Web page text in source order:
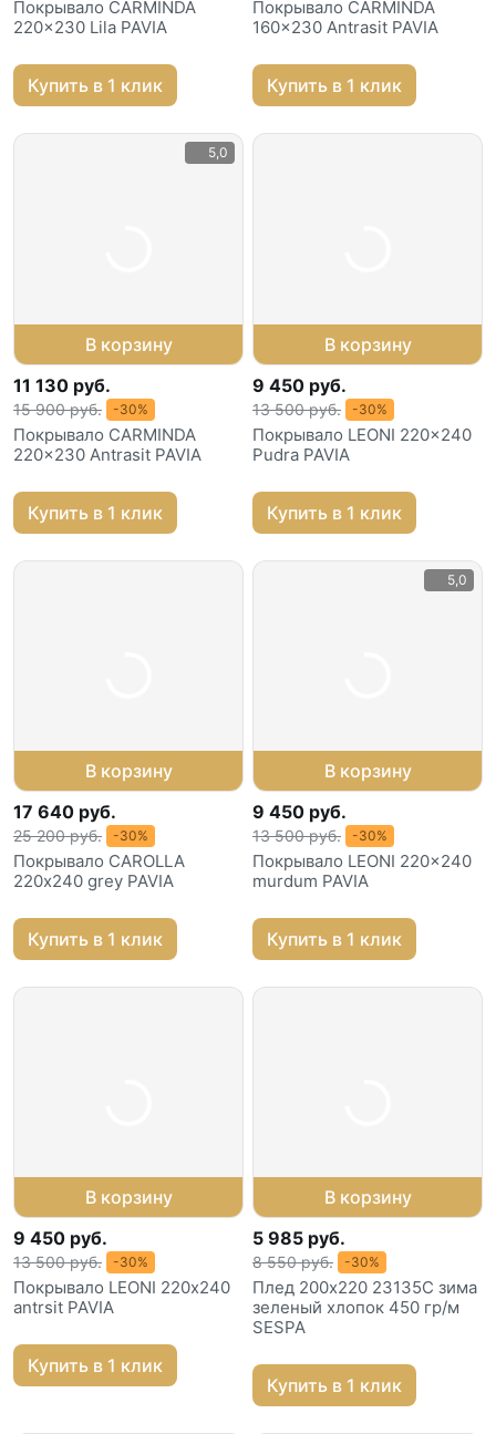
Покрывало CARMINDA
220x230 Lila PAVIA
Купить в 1 клик
Покрывало CARMINDA
160x230 Antrasit PAVIA
Купить в 1 клик
5,0
В корзину
11 130 руб.
15 900 руб. -30%
Покрывало CARMINDA
220x230 Antrasit PAVIA
Купить в 1 клик
В корзину
9 450 руб.
13 500 руб. -30%
Покрывало LEONI 220x240
Pudra PAVIA
Купить в 1 клик
В корзину
17 640 руб.
25 200 руб. -30%
Покрывало CAROLLA
220х240 grey PAVIA
Купить в 1 клик
5,0
В корзину
9 450 руб.
13 500 руб. -30%
Покрывало LEONI 220x240
murdum PAVIA
Купить в 1 клик
В корзину
9 450 руб.
13 500 руб. -30%
Покрывало LEONI 220х240
antrsit PAVIA
Купить в 1 клик
В корзину
5 985 руб.
8 550 руб. -30%
Плед 200х220 23135С зима
зеленый хлопок 450 гр/м
SESPA
Купить в 1 клик